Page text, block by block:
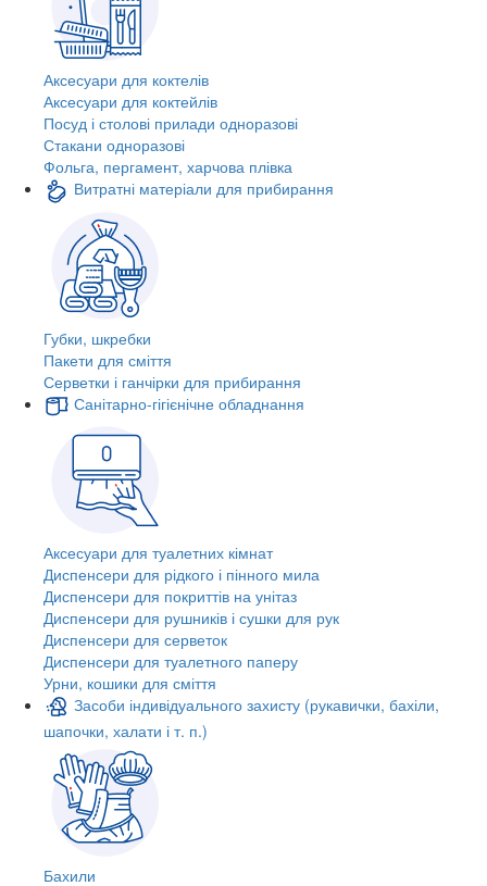
Аксесуари для коктелів
Аксесуари для коктейлів
Посуд і столові прилади одноразові
Стакани одноразові
Фольга, пергамент, харчова плівка
Витратні матеріали для прибирання
Губки, шкребки
Пакети для сміття
Серветки і ганчірки для прибирання
Санітарно-гігієнічне обладнання
Аксесуари для туалетних кімнат
Диспенсери для рідкого і пінного мила
Диспенсери для покриттів на унітаз
Диспенсери для рушників і сушки для рук
Диспенсери для серветок
Диспенсери для туалетного паперу
Урни, кошики для сміття
Засоби індивідуального захисту (рукавички, бахіли,
шапочки, халати і т. п.)
Бахили